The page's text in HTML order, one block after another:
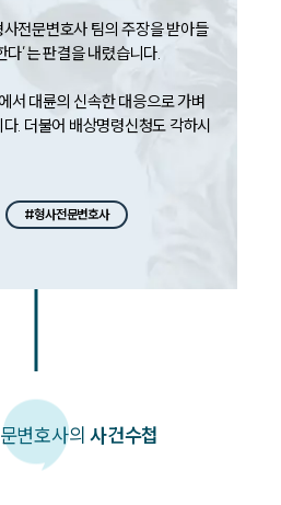
률상담예약
전문변호사 팀의 주장을 받아들
다’는 판결을 내렸습니다.
서 대륜의 신속한 대응으로 가벼
. 더불어 배상명령신청도 각하시
#형사전문변호사
변호사의사건수첩